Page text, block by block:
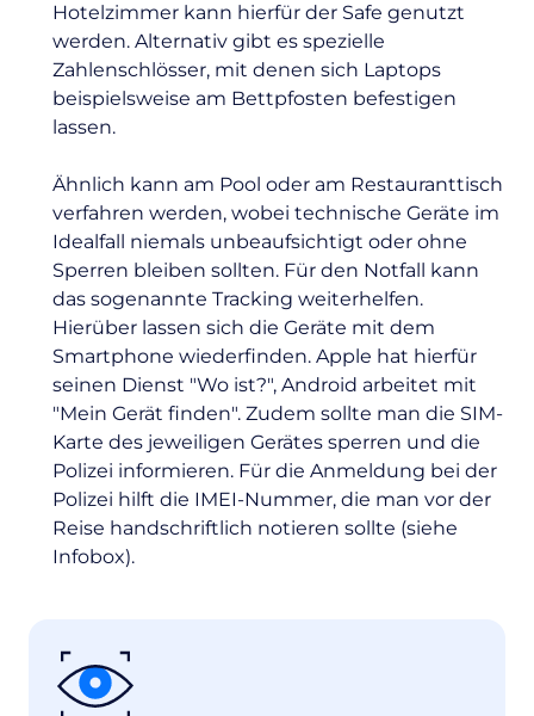
Hotelzimmer kann hierfür der Safe genutzt
werden. Alternativ gibt es spezielle
Zahlenschlösser, mit denen sich Laptops
beispielsweise am Bettpfosten befestigen
lassen.
Ähnlich kann am Pool oder am Restauranttisch
verfahren werden, wobei technische Geräte im
Idealfall niemals unbeaufsichtigt oder ohne
Sperren bleiben sollten. Für den Notfall kann
das sogenannte Tracking weiterhelfen.
Hierüber lassen sich die Geräte mit dem
Smartphone wiederfinden. Apple hat hierfür
seinen Dienst "Wo ist?", Android arbeitet mit
"Mein Gerät finden". Zudem sollte man die SIM-
Karte des jeweiligen Gerätes sperren und die
Polizei informieren. Für die Anmeldung bei der
Polizei hilft die IMEI-Nummer, die man vor der
Reise handschriftlich notieren sollte (siehe
Infobox).